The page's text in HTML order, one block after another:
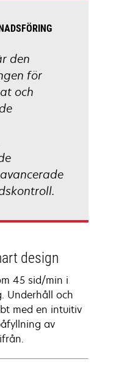
den
för
och
design
45 sid/min i
Underhåll och
med en intuitiv
av